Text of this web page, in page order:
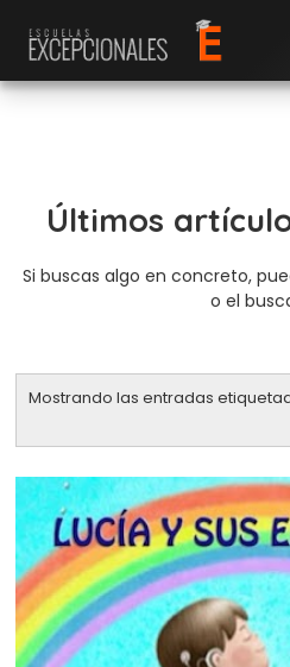
Últimos
Si buscas algo en concreto,
o el
Mostrando las entradas